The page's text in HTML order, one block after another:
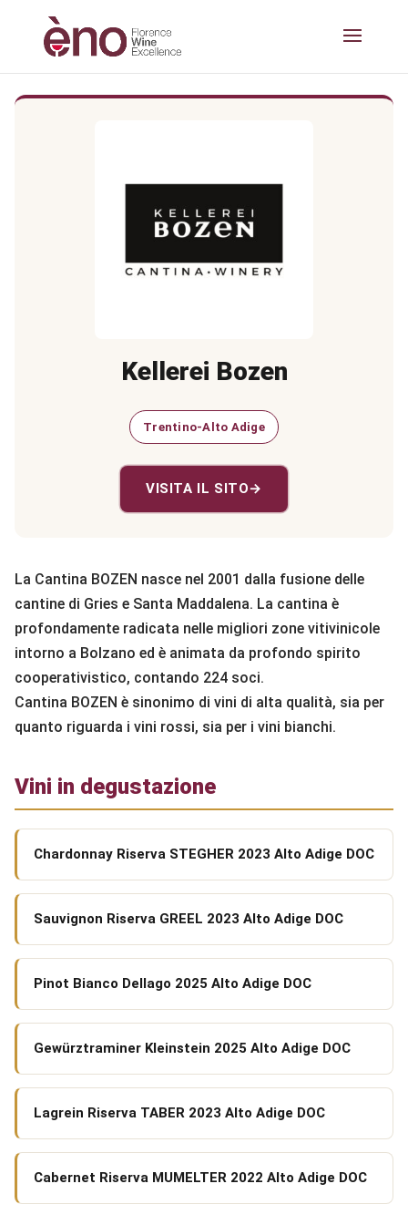
Kellerei Bozen
Trentino-Alto Adige
VISITA IL SITO→
La Cantina BOZEN nasce nel 2001 dalla fusione delle
cantine di Gries e Santa Maddalena. La cantina è
profondamente radicata nelle migliori zone vitivinicole
intorno a Bolzano ed è animata da profondo spirito
cooperativistico, contando 224 soci.
Cantina BOZEN è sinonimo di vini di alta qualità, sia per
quanto riguarda i vini rossi, sia per i vini bianchi.
Vini in degustazione
Chardonnay Riserva STEGHER 2023 Alto Adige DOC
Sauvignon Riserva GREEL 2023 Alto Adige DOC
Pinot Bianco Dellago 2025 Alto Adige DOC
Gewürztraminer Kleinstein 2025 Alto Adige DOC
Lagrein Riserva TABER 2023 Alto Adige DOC
Cabernet Riserva MUMELTER 2022 Alto Adige DOC